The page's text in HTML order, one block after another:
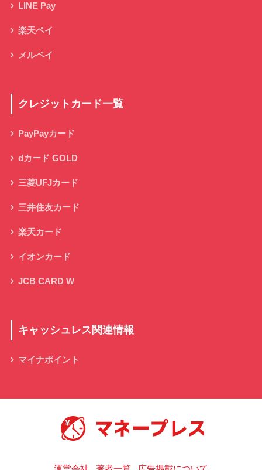
LINE Pay
楽天ペイ
メルペイ
クレジットカード一覧
PayPayカード
dカード GOLD
三菱UFJカード
三井住友カード
楽天カード
イオンカード
JCB CARD W
キャッシュレス関連情報
マイナポイント